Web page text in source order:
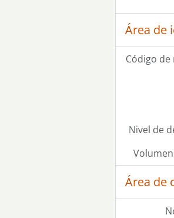
Área de
Código
Nivel de
Área de